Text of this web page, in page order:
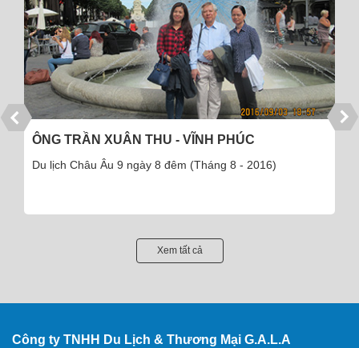
PHÚC
8 - 2016)
CÔNG TY CỔ PHẦN DƯỢC
Du lịch đảo Cô Tô 3 ngày 2 đêm -
Xem tất cả
Công ty TNHH Du Lịch & Thương Mại G.A.L.A